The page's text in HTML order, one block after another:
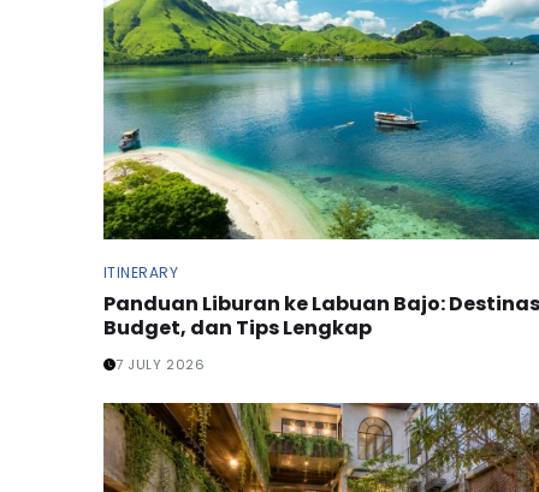
ITINERARY
Panduan Liburan ke Labuan Bajo:
Budget, dan Tips Lengkap
7 JULY 2026